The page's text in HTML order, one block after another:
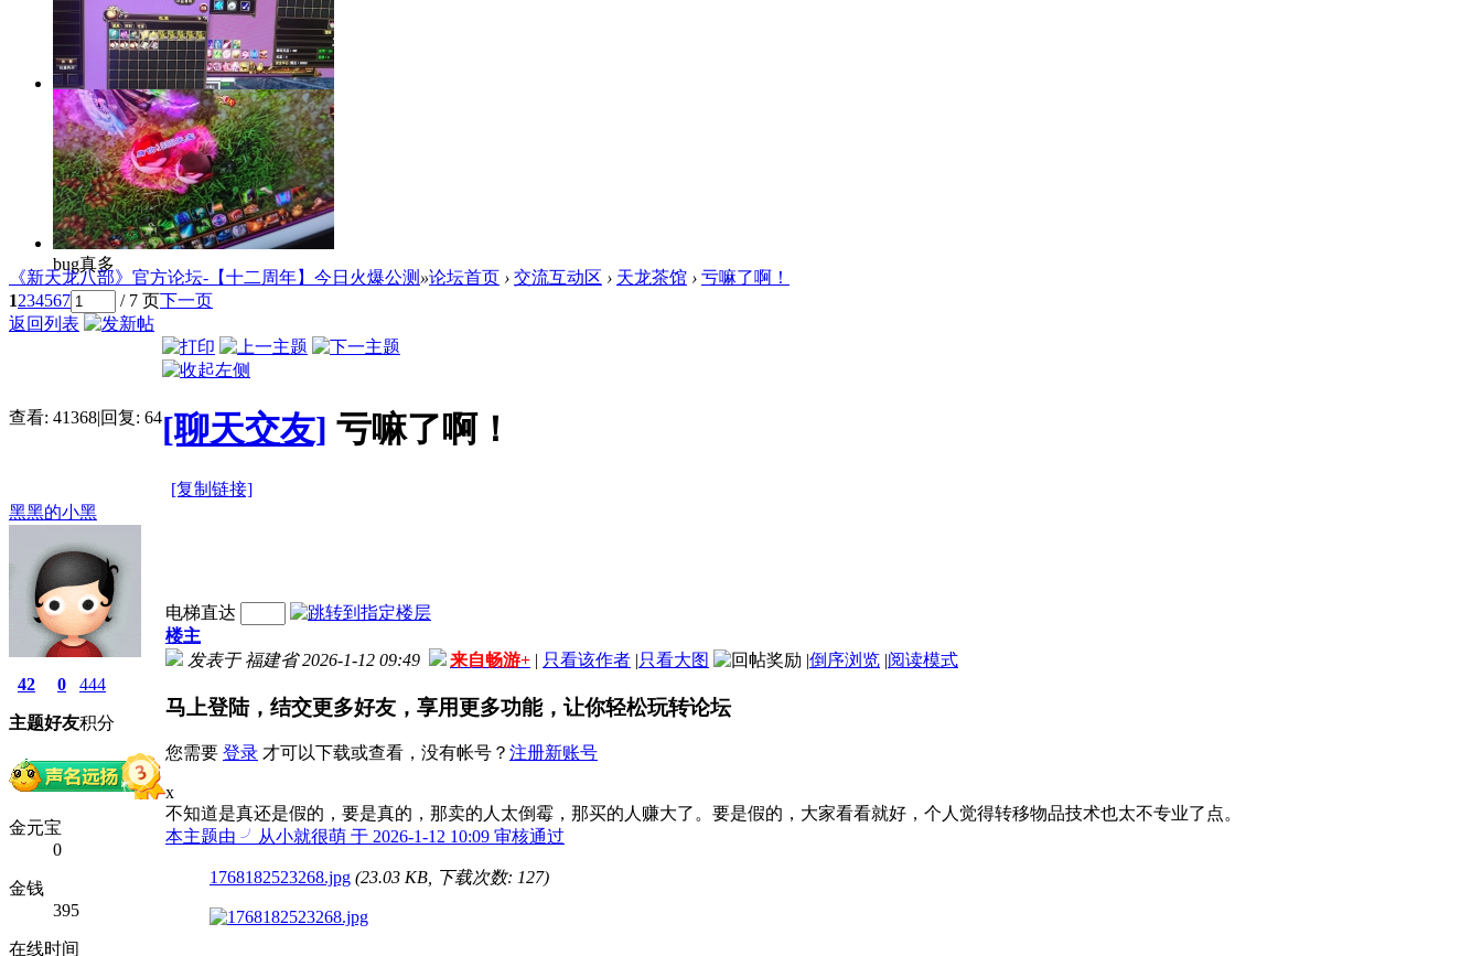
所以，这游戏是怎么了
bug真多
《新天龙八部》官方论坛-【十二周年】今日火爆公测 »论坛首页 › 交流互动区 › 天龙茶馆 › 亏嘛了啊！
1234567 / 7 页下一页
返回列表
查看: 41368|回复: 64[聊天交友] 亏嘛了啊！
[复制链接]
黑黑的小黑
42
主题
0
好友
444
积分
金元宝
0
金钱
395
在线时间
电梯直达
楼主
发表于 福建省 2026-1-12 09:49
来自畅游+ | 只看该作者 |只看大图 |倒序浏览 |阅读模式
马上登陆，结交更多好友，享用更多功能，让你轻松玩转论坛
您需要 登录 才可以下载或查看，没有帐号？ 注册新账号
x
不知道是真还是假的，要是真的，那卖的人太倒霉，那买的人赚大了。要是假的，大家看看就好，个人觉得转移物品技术也太不专业了点。
本主题由 ╯从小就很萌 于 2026-1-12 10:09 审核通过
1768182523268.jpg (23.03 KB, 下载次数: 127)